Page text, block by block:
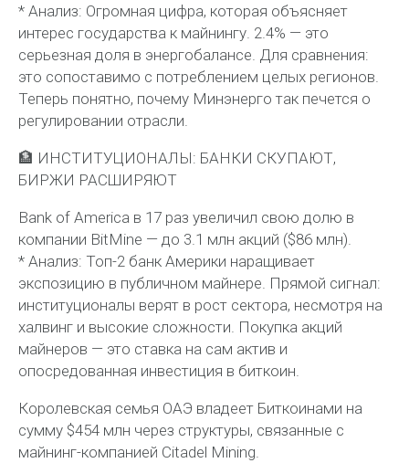
* Анализ: Огромная цифра, которая объясняет
интерес государства к майнингу. 2.4% — это
серьезная доля в энергобалансе. Для сравнения:
это сопоставимо с потреблением целых регионов.
Теперь понятно, почему Минэнерго так печется о
регулировании отрасли.
🏦 ИНСТИТУЦИОНАЛЫ: БАНКИ СКУПАЮТ,
БИРЖИ РАСШИРЯЮТ
Bank of America в 17 раз увеличил свою долю в
компании BitMine — до 3.1 млн акций ($86 млн).
* Анализ: Топ-2 банк Америки наращивает
экспозицию в публичном майнере. Прямой сигнал:
институционалы верят в рост сектора, несмотря на
халвинг и высокие сложности. Покупка акций
майнеров — это ставка на сам актив и
опосредованная инвестиция в биткоин.
Королевская семья ОАЭ владеет Биткоинами на
сумму $454 млн через структуры, связанные с
майнинг-компанией Citadel Mining.